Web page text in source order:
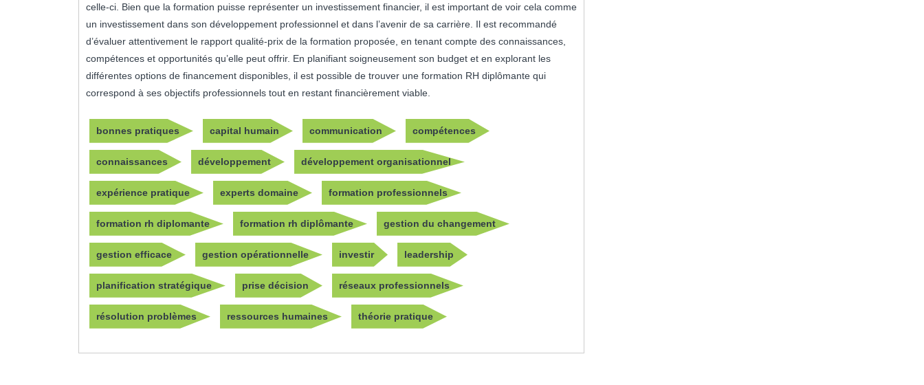
celle-ci. Bien que la formation puisse représenter un investissement financier, il est important de voir cela comme
un investissement dans son développement professionnel et dans l’avenir de sa carrière. Il est recommandé
d’évaluer attentivement le rapport qualité-prix de la formation proposée, en tenant compte des connaissances,
compétences et opportunités qu’elle peut offrir. En planifiant soigneusement son budget et en explorant les
différentes options de financement disponibles, il est possible de trouver une formation RH diplômante qui
correspond à ses objectifs professionnels tout en restant financièrement viable.
bonnes pratiques capital humain communication compétences
connaissances développement développement organisationnel
expérience pratique experts domaine formation professionnels
formation rh diplomante formation rh diplômante gestion du changement
gestion efficace gestion opérationnelle investir leadership
planification stratégique prise décision réseaux professionnels
résolution problèmes ressources humaines théorie pratique